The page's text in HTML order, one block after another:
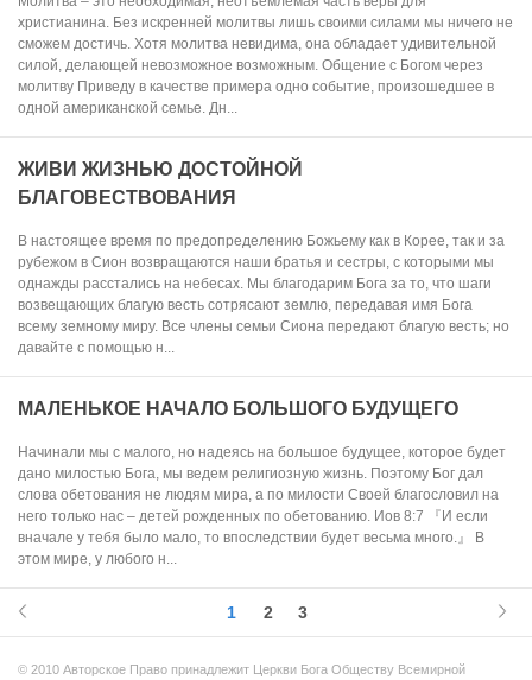
христианина. Без искренней молитвы лишь своими силами мы ничего не
сможем достичь. Хотя молитва невидима, она обладает удивительной
силой, делающей невозможное возможным. Общение с Богом через
молитву Приведу в качестве примера одно событие, произошедшее в
одной американской семье. Дн...
ЖИВИ ЖИЗНЬЮ ДОСТОЙНОЙ
БЛАГОВЕСТВОВАНИЯ
В настоящее время по предопределению Божьему как в Корее, так и за
рубежом в Сион возвращаются наши братья и сестры, с которыми мы
однажды расстались на небесах. Мы благодарим Бога за то, что шаги
возвещающих благую весть сотрясают землю, передавая имя Бога
всему земному миру. Все члены семьи Сиона передают благую весть; но
давайте с помощью н...
МАЛЕНЬКОЕ НАЧАЛО БОЛЬШОГО БУДУЩЕГО
Начинали мы с малого, но надеясь на большое будущее, которое будет
дано милостью Бога, мы ведем религиозную жизнь. Поэтому Бог дал
слова обетования не людям мира, а по милости Своей благословил на
него только нас – детей рожденных по обетованию. Иов 8:7 『И если
вначале у тебя было мало, то впоследствии будет весьма много.』 В
этом мире, у любого н...
1 2 3
© 2010 Авторское Право принадлежит Церкви Бога Обществу Всемирной